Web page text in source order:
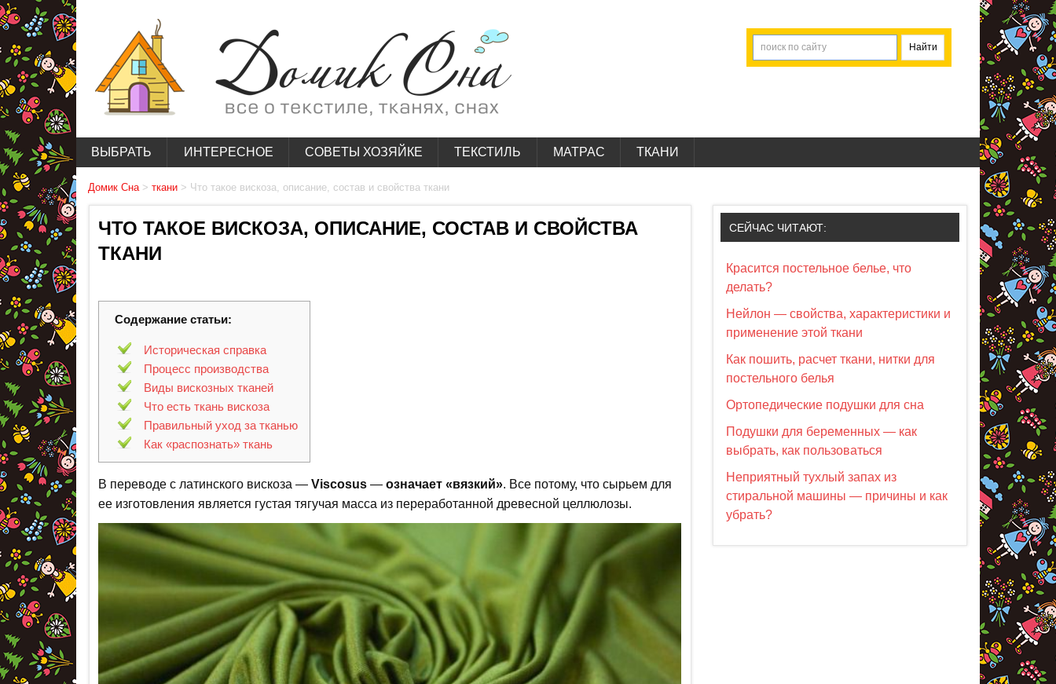
ВЫБРАТЬ ИНТЕРЕСНОЕ СОВЕТЫ ХОЗЯЙКЕ ТЕКСТИЛЬ МАТРАС ТКАНИ
Домик Сна> ткани > Что такое вискоза, описание, состав и свойства ткани
ЧТО ТАКОЕ ВИСКОЗА, ОПИСАНИЕ, СОСТАВ И СВОЙСТВА
ТКАНИ
Содержание статьи:
Историческая справка
Процесс производства
Виды вискозных тканей
Что есть ткань вискоза
Правильный уход за тканью
Как «распознать» ткань
В переводе с латинского вискоза —Viscosus —означает «вязкий». Все потому, что сырьем для
ее изготовления является густая тягучая масса из переработанной древесной целлюлозы.
СЕЙЧАС ЧИТАЮТ:
Красится постельное белье, что
делать?
Нейлон — свойства, характеристики и
применение этой ткани
Как пошить, расчет ткани, нитки для
постельного белья
Ортопедические подушки для сна
Подушки для беременных — как
выбрать, как пользоваться
Неприятный тухлый запах из
стиральной машины — причины и как
убрать?